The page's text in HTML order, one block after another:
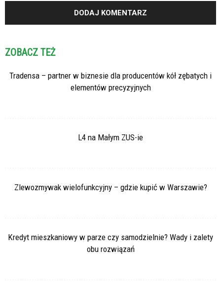
ZOBACZ TEŻ
Tradensa – partner w biznesie dla producentów kół zębatych i
elementów precyzyjnych
L4 na Małym ZUS-ie
Zlewozmywak wielofunkcyjny – gdzie kupić w Warszawie?
Kredyt mieszkaniowy w parze czy samodzielnie? Wady i zalety
obu rozwiązań